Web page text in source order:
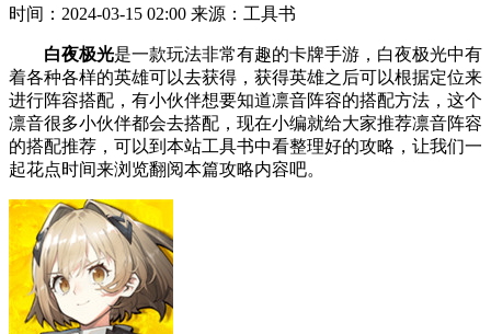
时间：2024-03-15 02:00 来源：工具书
白夜极光是一款玩法非常有趣的卡牌手游，白夜极光中有
着各种各样的英雄可以去获得，获得英雄之后可以根据定位来
进行阵容搭配，有小伙伴想要知道凛音阵容的搭配方法，这个
凛音很多小伙伴都会去搭配，现在小编就给大家推荐凛音阵容
的搭配推荐，可以到本站工具书中看整理好的攻略，让我们一
起花点时间来浏览翻阅本篇攻略内容吧。